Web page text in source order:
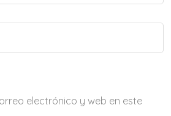
electrónico y web en este